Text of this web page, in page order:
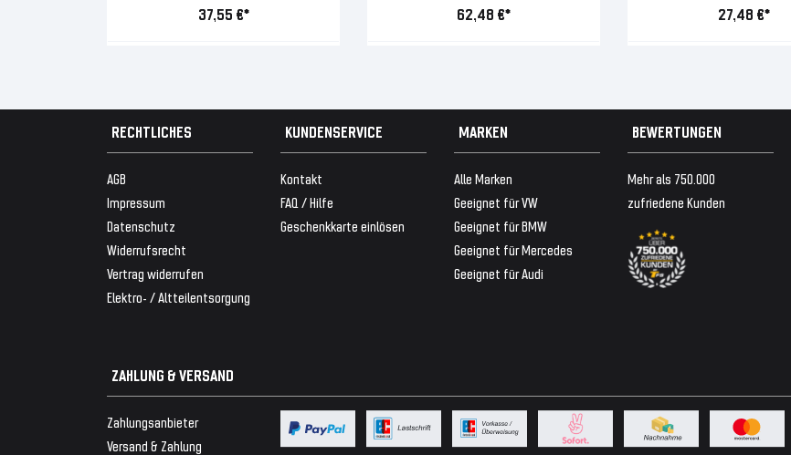
37,55 €* 62,48 €* 27,48 €*
RECHTLICHES
AGB
Impressum
Datenschutz
Widerrufsrecht
Vertrag widerrufen
Elektro- / Altteilentsorgung
KUNDENSERVICE
Kontakt
FAQ / Hilfe
Geschenkkarte einlösen
MARKEN
Alle Marken
Geeignet für VW
Geeignet für BMW
Geeignet für Mercedes
Geeignet für Audi
BEWERTUNGEN
Mehr als 750.000
zufriedene Kunden
ZAHLUNG & VERSAND
Zahlungsanbieter
Versand & Zahlung